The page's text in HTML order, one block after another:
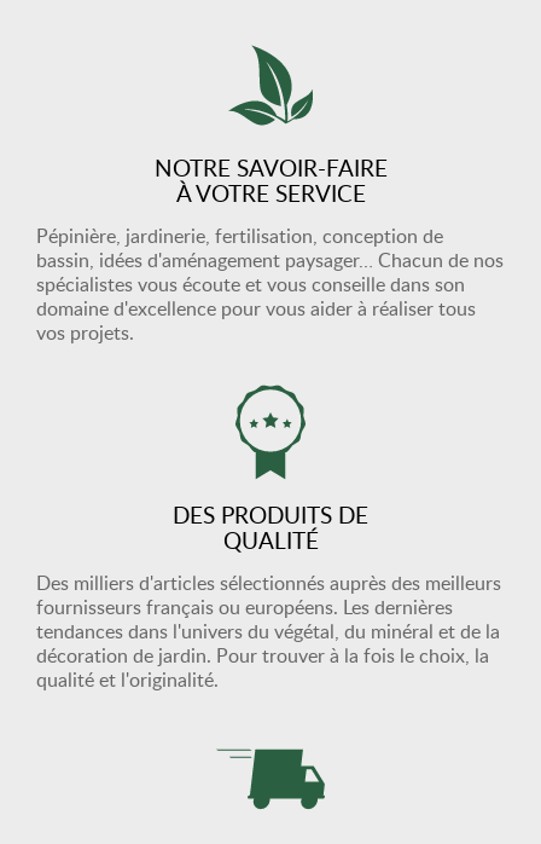
NOTRE SAVOIR-FAIRE
À VOTRE SERVICE
Pépinière, jardinerie, fertilisation, conception de
bassin, idées d'aménagement paysager… Chacun de nos
spécialistes vous écoute et vous conseille dans son
domaine d'excellence pour vous aider à réaliser tous
vos projets.
DES PRODUITS DE
QUALITÉ
Des milliers d'articles sélectionnés auprès des meilleurs
fournisseurs français ou européens. Les dernières
tendances dans l'univers du végétal, du minéral et de la
décoration de jardin. Pour trouver à la fois le choix, la
qualité et l'originalité.